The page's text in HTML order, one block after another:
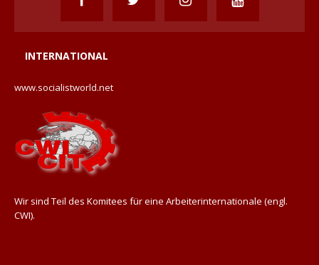
INTERNATIONAL
www.socialistworld.net
Wir sind Teil des Komitees für eine Arbeiterinternationale (engl.
CWI).